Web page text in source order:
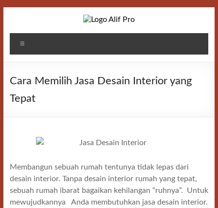
Alif
Properti
Cara Memilih Jasa Desain Interior yang
Tepat
Membangun sebuah rumah tentunya tidak lepas dari
desain interior. Tanpa desain interior rumah yang tepat,
sebuah rumah ibarat bagaikan kehilangan “ruhnya”. Untuk
mewujudkannya Anda membutuhkan jasa desain interior.